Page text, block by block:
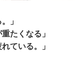
」
重たくなる 」
ている。
」